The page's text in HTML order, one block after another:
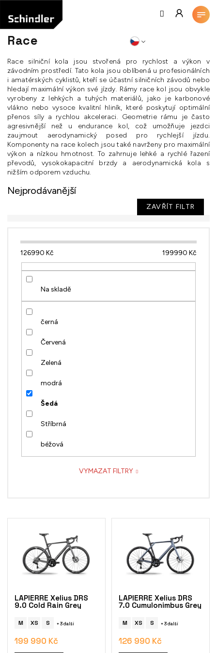
obsah
Race
Race silniční kola jsou stvořená pro rychlost a výkon v
závodním prostředí. Tato kola jsou oblíbená u profesionálních
i amatérských cyklistů, kteří se účastní silničních závodů nebo
hledají maximální výkon své jízdy. Rámy race kol jsou obvykle
vyrobeny z lehkých a tuhých materiálů, jako je karbonové
vlákno nebo vysoce kvalitní hliník, které poskytují optimální
přenos síly a rychlou akceleraci. Geometrie rámu je často
agresivnější než u endurance kol, což umožňuje jezdci
zaujmout aerodynamický posed pro rychlejší jízdu.
Komponenty na race kolech jsou také navrženy pro maximální
výkon a nízkou hmotnost. To zahrnuje lehké a rychlé řazení
převodů, vysokokapacitní brzdy a aerodynamická kola s
nižším odporem vzduchu.
Nejprodávanější
ZAVŘÍT FILTR
126990 Kč 199990 Kč
Na skladě
černá
Červená
Zelená
modrá
Šedá
Stříbrná
béžová
2026
VYMAZAT FILTRY
V
LAPIERRE Xelius DRS
9.0 Cold Rain Grey
M XS S + 3 další
199 990 Kč
LAPIERRE Xelius DRS
7.0 Cumulonimbus Grey
M XS S + 3 další
126 990 Kč